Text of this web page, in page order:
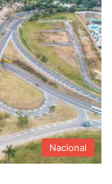
Nacional